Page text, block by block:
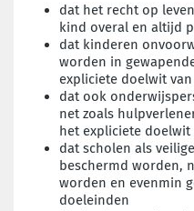
dat het recht op
kind overal en altijd
dat kinderen
worden in
expliciete doelwit
dat ook
net zoals
het expliciete
dat scholen als
beschermd worden,
worden en evenmin
doeleinden